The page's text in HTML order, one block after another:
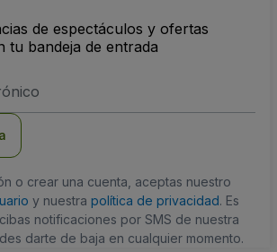
de espectáculos y ofertas
tu bandeja de entrada
o crear una cuenta, aceptas nuestro
y nuestra política de privacidad. Es
notificaciones por SMS de nuestra
darte de baja en cualquier momento.